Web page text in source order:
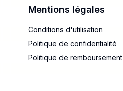
Mentions légales
Conditions d'utilisation
Politique de confidentialité
Politique de remboursement